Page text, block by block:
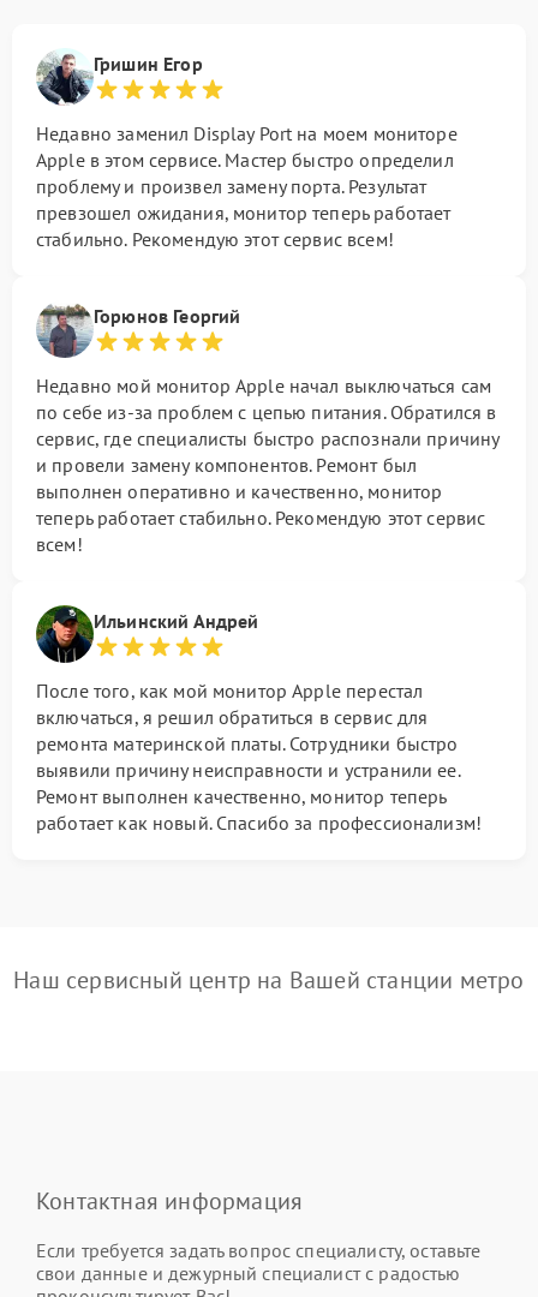
Гришин Егор
Недавно заменил Display Port на моем мониторе
Apple в этом сервисе. Мастер быстро определил
проблему и произвел замену порта. Результат
превзошел ожидания, монитор теперь работает
стабильно. Рекомендую этот сервис всем!
Горюнов Георгий
Недавно мой монитор Apple начал выключаться сам
по себе из-за проблем с цепью питания. Обратился в
сервис, где специалисты быстро распознали причину
и провели замену компонентов. Ремонт был
выполнен оперативно и качественно, монитор
теперь работает стабильно. Рекомендую этот сервис
всем!
Ильинский Андрей
После того, как мой монитор Apple перестал
включаться, я решил обратиться в сервис для
ремонта материнской платы. Сотрудники быстро
выявили причину неисправности и устранили ее.
Ремонт выполнен качественно, монитор теперь
работает как новый. Спасибо за профессионализм!
Наш сервисный центр на Вашей станции метро
Контактная информация
Если требуется задать вопрос специалисту, оставьте
свои данные и дежурный специалист с радостью